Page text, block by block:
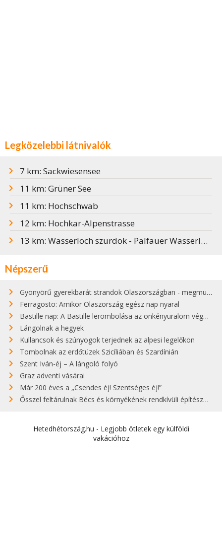
Legközelebbi látnivalók
7 km: Sackwiesensee
11 km: Grüner See
11 km: Hochschwab
12 km: Hochkar-Alpenstrasse
13 km: Wasserloch szurdok - Palfauer Wasserlochklamm
Népszerű
Gyönyörű gyerekbarát strandok Olaszországban - megmutatjuk a 15 legjobbat
Ferragosto: Amikor Olaszország egész nap nyaral
Bastille nap: A Bastille lerombolása az önkényuralom végét jelentette
Lángolnak a hegyek
Kullancsok és szúnyogok terjednek az alpesi legelőkön
Tombolnak az erdőtüzek Szicíliában és Szardínián
Szent Iván-éj – A lángoló folyó
Graz adventi vásárai
Már 200 éves a „Csendes éj! Szentséges éj!”
Ősszel feltárulnak Bécs és környékének rendkívüli építészeti kincsei
Hetedhétország.hu - Legjobb ötletek egy külföldi
vakációhoz